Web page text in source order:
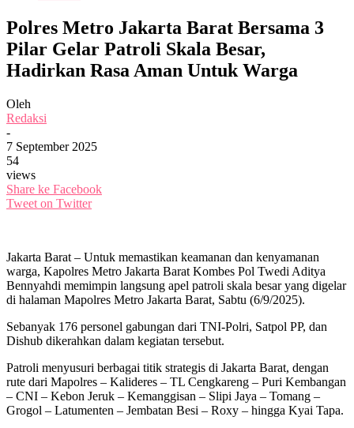
Polres Metro Jakarta Barat Bersama 3
Pilar Gelar Patroli Skala Besar,
Hadirkan Rasa Aman Untuk Warga
Oleh
Redaksi
-
7 September 2025
54
views
Share ke Facebook
Tweet on Twitter
Jakarta Barat – Untuk memastikan keamanan dan kenyamanan
warga, Kapolres Metro Jakarta Barat Kombes Pol Twedi Aditya
Bennyahdi memimpin langsung apel patroli skala besar yang digelar
di halaman Mapolres Metro Jakarta Barat, Sabtu (6/9/2025).
Sebanyak 176 personel gabungan dari TNI-Polri, Satpol PP, dan
Dishub dikerahkan dalam kegiatan tersebut.
Patroli menyusuri berbagai titik strategis di Jakarta Barat, dengan
rute dari Mapolres – Kalideres – TL Cengkareng – Puri Kembangan
– CNI – Kebon Jeruk – Kemanggisan – Slipi Jaya – Tomang –
Grogol – Latumenten – Jembatan Besi – Roxy – hingga Kyai Tapa.